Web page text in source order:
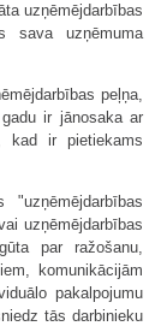
uzņēmējdarbības
sava uzņēmuma
peļņa,
ir jānosaka ar
kad ir pietiekams
uzņēmējdarbības
par ražošanu,
komunikācijām
pakalpojumu
tās darbinieku